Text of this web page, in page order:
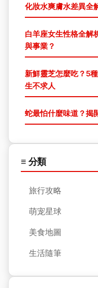
化妝水爽膚水差異全
白羊座女生性格全解
與事業？
新鮮靈芝怎麼吃？5
生不求人
蛇最怕什麼味道？揭
≡ 分類
旅行攻略
萌宠星球
美食地圖
生活隨筆